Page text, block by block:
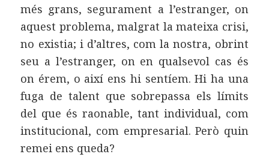
més grans, segurament a l’estranger, on
aquest problema, malgrat la mateixa crisi,
no existia; i d’altres, com la nostra, obrint
seu a l’estranger, on en qualsevol cas és
on érem, o així ens hi sentíem. Hi ha una
fuga de talent que sobrepassa els límits
del que és raonable, tant individual, com
institucional, com empresarial. Però quin
remei ens queda?